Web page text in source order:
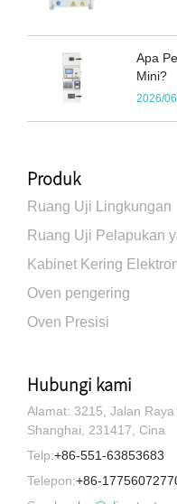
Apa
Mini?
2026/
Produk
Ruang Uji Lingkungan
Ruang Uji Pelapukan
Kabinet Kering
Oven pengering
Oven Presisi
Hubungi kami
Alamat: 3215, Jalan
Shanghai, 231417, Cina
Telp:+86-551-63853683
Telepon:+86-